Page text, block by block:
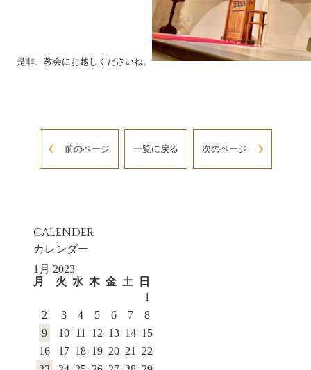
是非、教会にお越しくださいね。
前のページ 一覧に戻る 次のページ
CALENDER
カレンダー
1月 2023
月
火 水 木 金 土
日
1
2
3 4 5 6 7
8
9
10 11 12 13 14 15
16
17 18 19 20 21
22